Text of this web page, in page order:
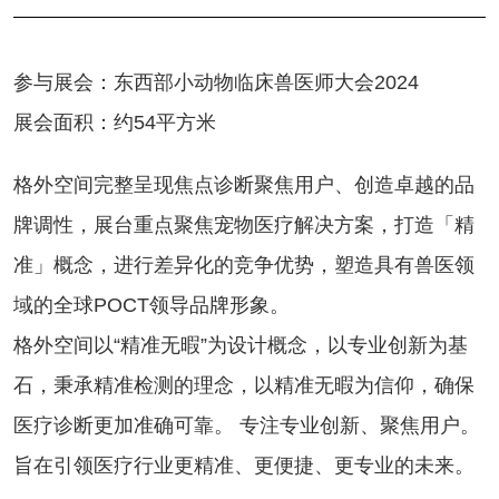
参与展会：东西部小动物临床兽医师大会2024
展会面积：约54平方米
格外空间完整呈现焦点诊断聚焦用户、创造卓越的品
牌调性，展台重点聚焦宠物医疗解决方案，打造「精
准」概念，进行差异化的竞争优势，塑造具有兽医领
域的全球POCT领导品牌形象。
格外空间以“精准无暇”为设计概念，以专业创新为基
石，秉承精准检测的理念，以精准无暇为信仰，确保
医疗诊断更加准确可靠。 专注专业创新、聚焦用户。
旨在引领医疗行业更精准、更便捷、更专业的未来。